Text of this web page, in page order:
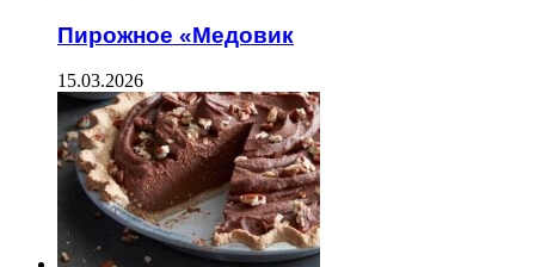
Пирожное «Медовик
15.03.2026